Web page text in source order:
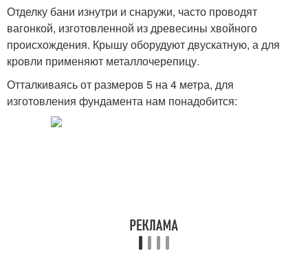
Отделку бани изнутри и снаружи, часто проводят
вагонкой, изготовленной из древесины хвойного
происхождения. Крышу оборудуют двускатную, а для
кровли применяют металлочерепицу.
Отталкиваясь от размеров 5 на 4 метра, для
изготовления фундамента нам понадобится: